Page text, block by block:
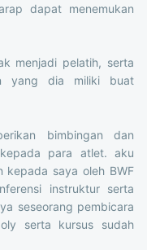
dapat menemukan
menjadi pelatih, serta
yang dia miliki buat
bimbingan dan
para atlet. aku
kepada saya oleh BWF
instruktur serta
seseorang pembicara
serta kursus sudah